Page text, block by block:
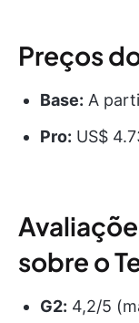
Preços
Base: A
Pro: US$
sobre o
G2: 4,2/5